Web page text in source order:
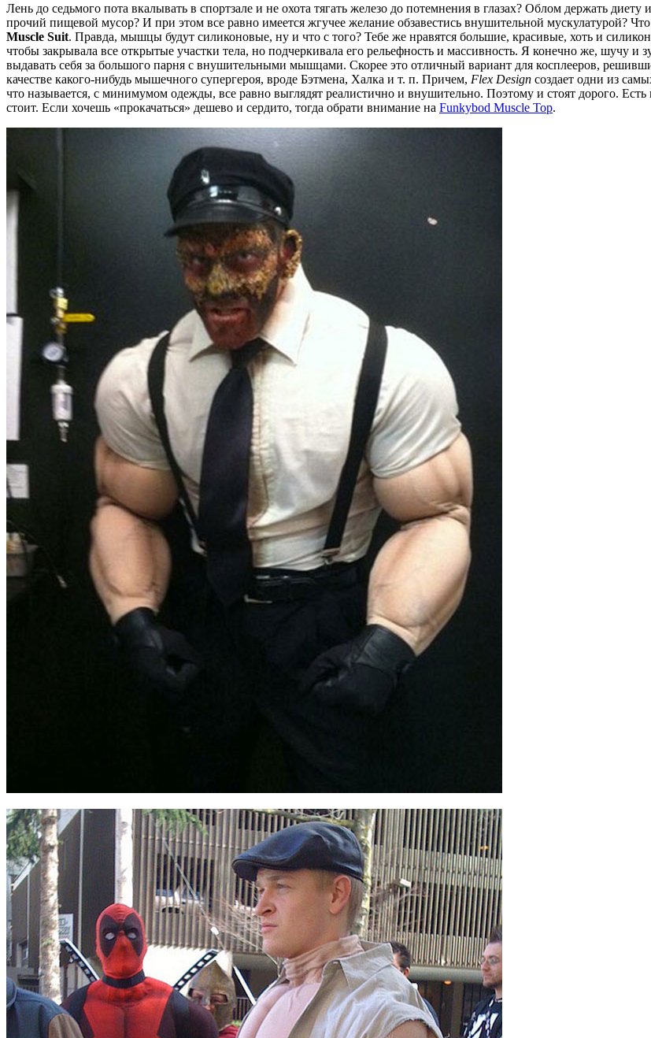
Лень до седьмого пота вкалывать в спортзале и не охота тягать железо до потемнения в глазах? Облом держать
прочий пищевой мусор? И при этом все равно имеется жгучее желание обзавестись внушительной мускулатурой?
Muscle Suit. Правда, мышцы будут силиконовые, ну и что с того? Тебе же нравятся большие, красивые, хоть и
чтобы закрывала все открытые участки тела, но подчеркивала его рельефность и массивность. Я конечно же, шучу и
выдавать себя за большого парня с внушительными мышцами. Скорее это отличный вариант для косплееров,
качестве какого-нибудь мышечного супергероя, вроде Бэтмена, Халка и т. п. Причем, Flex Design создает одни из
что называется, с минимумом одежды, все равно выглядят реалистично и внушительно. Поэтому и стоят дорого.
стоит. Если хочешь «прокачаться» дешево и сердито, тогда обрати внимание на Funkybod Muscle Top.